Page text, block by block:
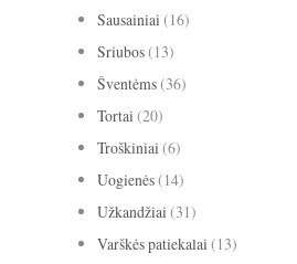
Sausainiai (16)
Sriubos(13)
Šventėms(36)
Tortai (20)
Troškiniai (6)
Uogienės(14)
Užkandžiai (31)
Varškės patiekalai (13)